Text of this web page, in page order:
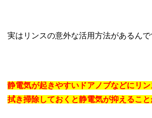
実はリンスの意外な活用方法があるんで
静電気が起きやすいドアノブなどにリ
拭き掃除しておくと静電気が抑えること